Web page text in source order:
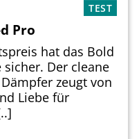
TEST
Pro
hat das Bold
Der cleane
zeugt von
Liebe für